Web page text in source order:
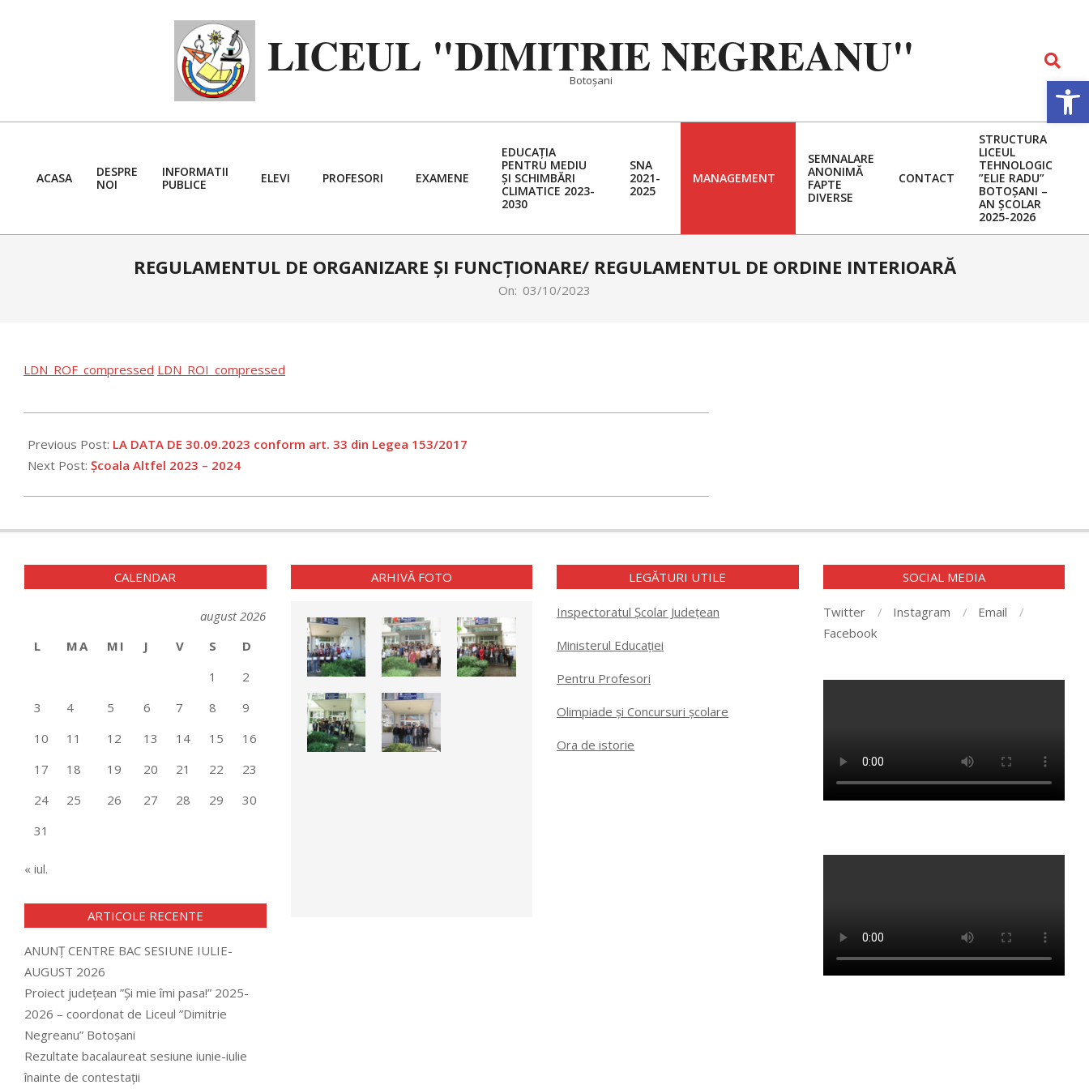
LICEUL "DIMITRIE NEGREANU"
Botoșani
Search
Primary
ACASA
DESPRE
NOI
INFORMATII
PUBLICE
ELEVI PROFESORI EXAMENE
EDUCAȚIA
PENTRU MEDIU
ȘI SCHIMBĂRI
CLIMATICE 2023-
2030
SNA
2021-
2025
MANAGEMENT
SEMNALARE
ANONIMĂ
FAPTE
DIVERSE
CONTACT
STRUCTURA
LICEUL
TEHNOLOGIC
”ELIE RADU”
BOTOȘANI –
AN ȘCOLAR
2025-2026
REGULAMENTUL DE ORGANIZARE ȘI FUNCŢIONARE/ REGULAMENTUL DE ORDINE INTERIOARĂ
On: 03/10/2023
LDN_ROF_compressed LDN_ROI_compressed
10-
03
Previous Post: LA DATA DE 30.09.2023 conform art. 33 din Legea 153/2017
Next Post: Școala Altfel 2023 – 2024
CALENDAR
august 2026
L
MA MI J V S
D
1
2
3
4 5 6 7 8
9
10
11 12 13 14 15
16
17
18 19 20 21 22
23
24
25 26 27 28 29
30
31
« iul.
ARTICOLE RECENTE
ANUNȚ CENTRE BAC SESIUNE IULIE-
AUGUST 2026
Proiect județean ”Și mie îmi pasa!” 2025-
2026 – coordonat de Liceul ”Dimitrie
Negreanu” Botoșani
Rezultate bacalaureat sesiune iunie-iulie
înainte de contestații
ARHIVĂ FOTO LEGĂTURI UTILE
Inspectoratul Școlar Județean
Ministerul Educației
Pentru Profesori
Olimpiade și Concursuri școlare
Ora de istorie
SOCIAL MEDIA
Twitter Instagram
Email
Facebook